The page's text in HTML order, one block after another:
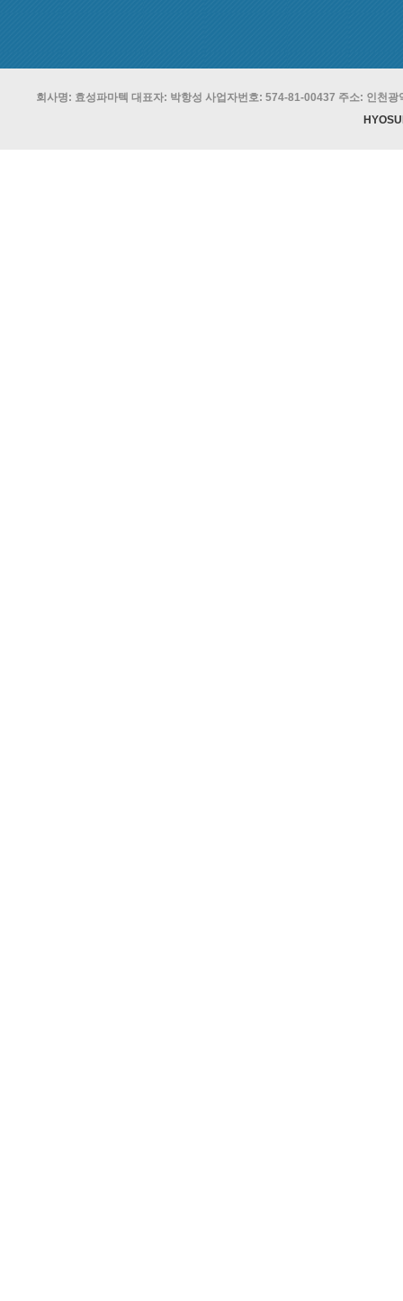
회사명: 효성파마텍 대표자: 박항성 사업자번호: 574-81-00437 주소: 인천